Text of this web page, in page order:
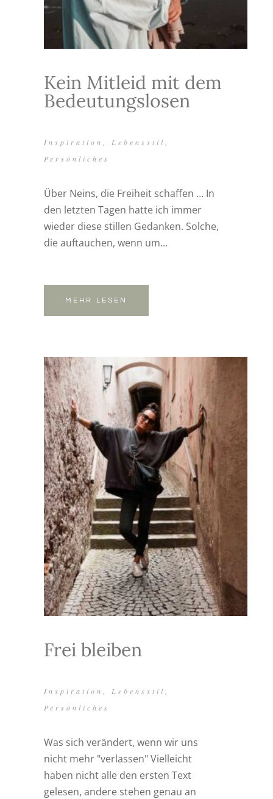
Kein Mitleid mit dem
Bedeutungslosen
Inspiration Lebensstil
Persönliches
Über Neins, die Freiheit schaffen … In
den letzten Tagen hatte ich immer
wieder diese stillen Gedanken. Solche,
die auftauchen, wenn um...
MEHR LESEN
Frei bleiben
Inspiration Lebensstil
Persönliches
Was sich verändert, wenn wir uns
nicht mehr "verlassen" Vielleicht
haben nicht alle den ersten Text
gelesen, andere stehen genau an